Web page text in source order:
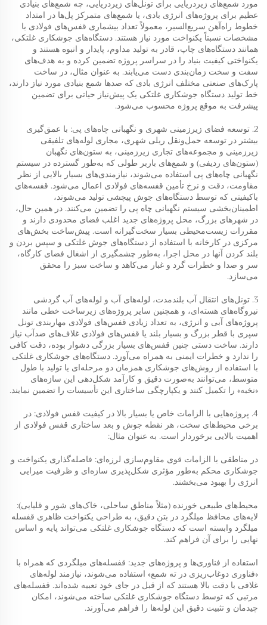
مورد شمع‌های زیردریایی برای تونل‌های زیردریایی، چه شمع‌های بنیادی
عظیم برای پروژه‌های انرژی بادی، یا شمع‌های متمرکز پل‌ها در امتداد
خطوط راه‌آهن سریع‌السیر، معمولاً تعداد بیشماری قفس‌های فولادی با
مشخصات نسبتاً یکنواخت مورد نیاز هستند. دستگاه‌های جوشکاری غلتکی،
همانند دستگاه‌های چاپ، قادر به تولید مداوم، پایدار و انبوه هستند و
یکنواختی کیفیت بنیاد را در سراسر پروژه تضمین کرده و به هدف‌های
سفت و سخت زمان‌بندی دست می‌یابند. به عنوان مثال، در ساخت
پارک‌های صنعتی مختلف انرژی بادی که صدها شمع بنیادی مورد نیاز دارند،
خط تولید دستگاه جوشکاری غلتکی یک پیش‌نیاز حیاتی برای تضمین
پیشرفت به موقع پروژه محسوب می‌شود.
2. توسعه فضای زیرزمینی شهری و نگهبانی چاه‌های پی: با عمق‌گیری
بیشتر در توسعه حمل‌ونقل ریلی شهری، مجاری لوله‌های تلفیقی
زیرزمینی و مجموعه‌های تجاری زیرزمینی، به ستون‌های نگهبان
(ستون‌های ردیفی) و شمع‌های باربر طولی که به‌طور گسترده در سیستم
نگهبانی چاه‌های پی استفاده می‌شوند، نیازمندی‌های بسیار بالایی از نظر
مقاومت، دقت و نرخ تأمین قفسه‌های فولادی اعمال می‌شود. قفسه‌های
باکیفیتی که توسط دستگاه‌های جوش پیچشی تولید می‌شوند،
اطمینان‌بخشی سیستم نگهبانی چاه پی را تضمین می‌کنند. در همین حال،
در شهرهای بزرگ، محل پروژه‌های جدید اغلب فضای محدودی دارند و
مقررات زیست‌محیطی بسیار سخت‌گیرانه است. پیش‌ساخت بخش‌های
مرکزی در کارخانه با استفاده از دستگاه‌های جوش غلتکی و سپس بردن و
بلند کردن آنها در محل اجرا، به‌طور چشمگیری از اشغال فضای کارگاه،
سر و صدا و خطرات گرد و غبار می‌کاهد و ساخت سبز را محقق
می‌سازد.
3. تونل‌های انتقال آب بلندمدت، لوله‌های آب و لوله‌های آب گردشی
نیروگاه‌های هسته‌ای، و همچنین سایر پروژه‌های زیرساخت خطی مانند
پروژه‌های آبی و انرژی، به تعداد زیادی قفس‌های فولادی مهاربندی تونل
سپری با قطر بزرگ و بسیار بلند یا قفس‌های فولادی غلاف‌های ضدآب نیاز
دارند. ساخت دستی چنین قفس‌های بسیار بزرگی دشوار بوده، دقت کافی
را ندارد و خطرات ایمنی به همراه می‌آورد. دستگاه‌های جوشکاری غلتکی
با استفاده از روش‌های جوشکاری همزمان دو مرحله‌ای یا تولید با طول
متوسط، می‌توانند به‌صورت دقیق و کارآمد شکل‌دهی این سازه‌های
«نخبه» را تکمیل کنند و یکپارچگی ساختاری این تأسیسات را تضمین نمایند.
4. پروژه‌هایی با الزامات خاص یا بسیار بالا در کیفیت قفس فولادی: در
برخی محیط‌های سخت، هر نقطه جوش و بعد ساختاری قفس فولادی از
اهمیت بالایی برخوردار است. به عنوان مثال:
در مناطقی با الزامات قوی مقاوم‌سازی لرزه‌ای: فاصله‌گذاری یکنواخت و
جوشکاری محکم به‌طور مؤثری شکل‌پذیری سازه‌ای و ظرفیت میرایی
انرژی را بهبود می‌بخشند.
محیط‌های طبیعی خورنده (مثلاً مناطق ساحلی، خاک‌های شور و قلیایی):
لایه‌های محافظ میلگرد در بتن دقیق، به طراحی یکنواخت ظاهری قفسله
میلگرد وابسته است که دستگاه جوشکاری غلتکی می‌تواند پایه و اساس
نهایی را برای آن فراهم کند.
استفاده از فناوری‌ها و پروژه‌های جدید: قفسله‌های میلگردی که همراه با
«فناوری دوغاب‌ریزی در ته شمع» استفاده می‌شوند، نیازمند لوله‌های
غلافی با دقت بالا هستند که از قبل در جای خود تعبیه شده‌اند. قفسله‌های
مرتبی که توسط دستگاه جوشکاری غلتکی ساخته می‌شوند، امکان
چیدمان و تثبیت دقیق این لوله‌ها را فراهم می‌آورند.